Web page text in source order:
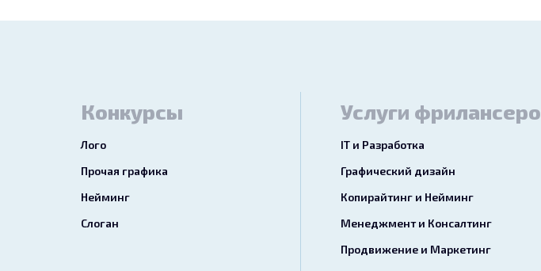
Конкурсы
Лого
Прочая графика
Нейминг
Слоган
Услуги
IT и Разработка
Графический дизайн
Копирайтинг и Нейминг
Менеджмент и Консалтинг
Продвижение и Маркетинг